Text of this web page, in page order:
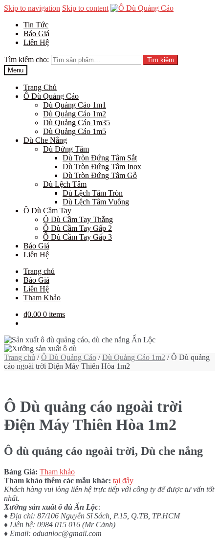
Skip to navigation Skip to content
Tin Tức
Báo Giá
Liên Hệ
Tìm kiếm cho:
Tìm kiếm
Menu
Trang Chủ
Ô Dù Quảng Cáo
Dù Quảng Cáo 1m1
Dù Quảng Cáo 1m2
Dù Quảng Cáo 1m35
Dù Quảng Cáo 1m5
Dù Che Nắng
Dù Đứng Tâm
Dù Tròn Đứng Tâm Sắt
Dù Tròn Đứng Tâm Inox
Dù Tròn Đứng Tâm Gỗ
Dù Lệch Tâm
Dù Lệch Tâm Tròn
Dù Lệch Tâm Vuông
Ô Dù Cầm Tay
Ô Dù Cầm Tay Thẳng
Ô Dù Cầm Tay Gấp 2
Ô Dù Cầm Tay Gấp 3
Báo Giá
Liên Hệ
Trang chủ
Báo Giá
Liên Hệ
Tham Khảo
₫0.00 0 items
Trang chủ /Ô Dù Quảng Cáo /Dù Quảng Cáo 1m2 / Ô Dù quảng
cáo ngoài trời Điện Máy Thiên Hòa 1m2
Ô Dù quảng cáo ngoài trời
Điện Máy Thiên Hòa 1m2
Ô dù quảng cáo ngoài trời, Dù che nắng
Bảng Giá: Tham khảo
Tham khảo thêm các mẫu khác: tại đây
Khách hàng vui lòng liên hệ trực tiếp với công ty để được tư vấn tốt
nhất.
Xưởng sản xuất ô dù Ấn Lộc:
♦ Địa chỉ: 87/106 Nguyễn Sĩ Sách, P.15, Q.TB, TP.HCM
♦ Liên hệ: 0984 015 016 (Mr Cảnh)
♦ Email: oduanloc@gmail.com